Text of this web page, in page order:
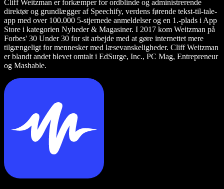
Cliff Weitzman er forkæmper for ordblinde og administrerende
direktør og grundlægger af Speechify, verdens førende tekst-til-tale-
app med over 100.000 5-stjernede anmeldelser og en 1.-plads i App
Store i kategorien Nyheder & Magasiner. I 2017 kom Weitzman på
Forbes' 30 Under 30 for sit arbejde med at gøre internettet mere
tilgængeligt for mennesker med læsevanskeligheder. Cliff Weitzman
er blandt andet blevet omtalt i EdSurge, Inc., PC Mag, Entrepreneur
og Mashable.